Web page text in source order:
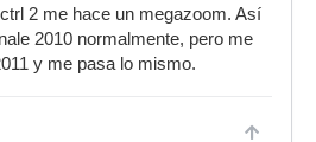
2 me hace un megazoom. Así
2010 normalmente, pero me
y me pasa lo mismo.